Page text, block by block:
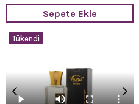
Sepete Ekle
Tükendi